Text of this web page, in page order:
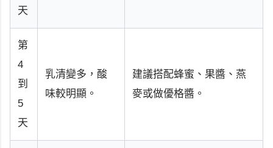
天
第
4
到
5
天
乳清變多，酸
味較明顯。
建議搭配蜂蜜、果醬、燕
麥或做優格醬。